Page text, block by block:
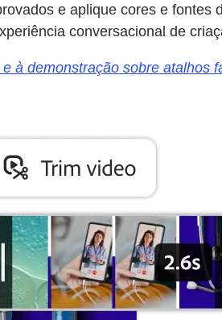
e aplique cores e fontes
conversacional de
à demonstração sobre atalhos